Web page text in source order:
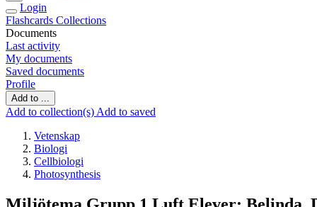
Login
Flashcards Collections
Documents
Last activity
My documents
Saved documents
Profile
Add to ...
Add to collection(s) Add to saved
Vetenskap
Biologi
Cellbiologi
Photosynthesis